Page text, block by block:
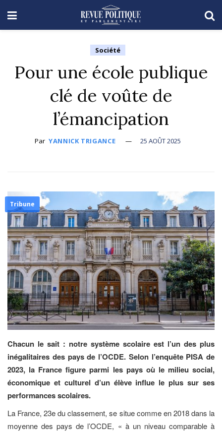
Société
Pour une école publique
clé de voûte de
l’émancipation
Par YANNICK TRIGANCE 25 AOÛT 2025
Tribune
Chacun le sait : notre système scolaire est l’un des plus
inégalitaires des pays de l’OCDE. Selon l’enquête PISA de
2023, la France figure parmi les pays où le milieu social,
économique et culturel d’un élève influe le plus sur ses
performances scolaires.
La France, 23e du classement, se situe comme en 2018 dans la
moyenne des pays de l’OCDE, « à un niveau comparable à